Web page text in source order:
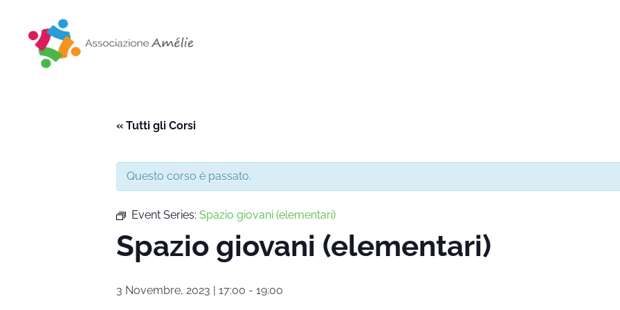
« Tutti gli Corsi
Questo corso è passato.
Event Series: Spazio giovani (elementari)
Spazio giovani (elementari)
3 Novembre, 2023 | 17:00 - 19:00